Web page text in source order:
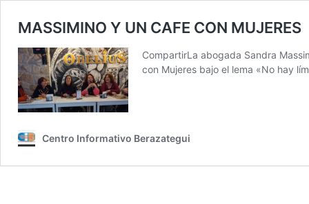
MASSIMINO Y UN CAFE CON MUJERES
CompartirLa abogada Sandra
con Mujeres bajo el lema «No hay
Centro Informativo Berazategui